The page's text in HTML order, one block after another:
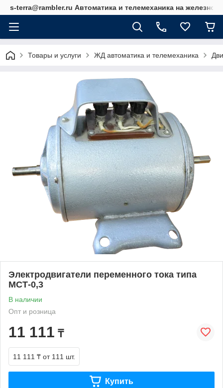
s-terra@rambler.ru Автоматика и телемеханика на
Товары и услуги ЖД автоматика и телемеханика
Электродвигатели переменного тока типа
МСТ-0,3
В наличии
Опт и розница
11 111 ₸
11 111 ₸ от 111 шт.
Купить